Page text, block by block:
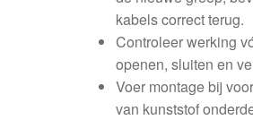
kabels correct terug.
Controleer werking
openen, sluiten en
Voer montage bij
van kunststof